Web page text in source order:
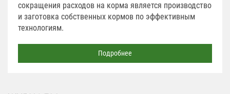
сокращения расходов на корма является производство
и заготовка собственных кормов по эффективным
технологиям.
Подробнее